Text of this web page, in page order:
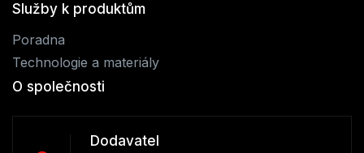
Služby k produktům
Poradna
Technologie a materiály
O společnosti
Dodavatel